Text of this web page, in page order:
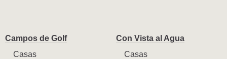
Campos de Golf
Casas
Con Vista al Agua
Casas